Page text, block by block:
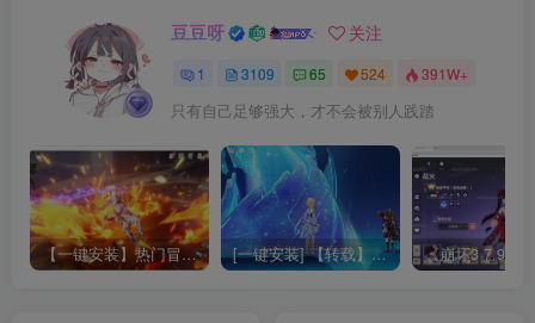
豆豆呀 关注
1 3109 65 524 391W+
只有自己足够强大，才不会被别人践踏
【一键安装】热门冒险策略类游戏崩坏：星穹铁道全新2.3版本一键端+一键代理+一键启动+免虚拟机 [一键安装] 【转载】原神3.4真端服务端+源码+配套客户端+详尽说明+GM工具+源码说明文件